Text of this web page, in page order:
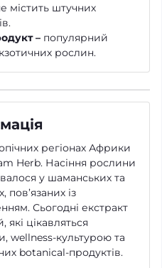
містить штучних
– популярний
рослин.
регіонах Африки
Herb. Насіння рослини
у шаманських та
пов’язаних із
Сьогодні екстракт
цікавляться
wellness-культурою та
botanical-продуктів.